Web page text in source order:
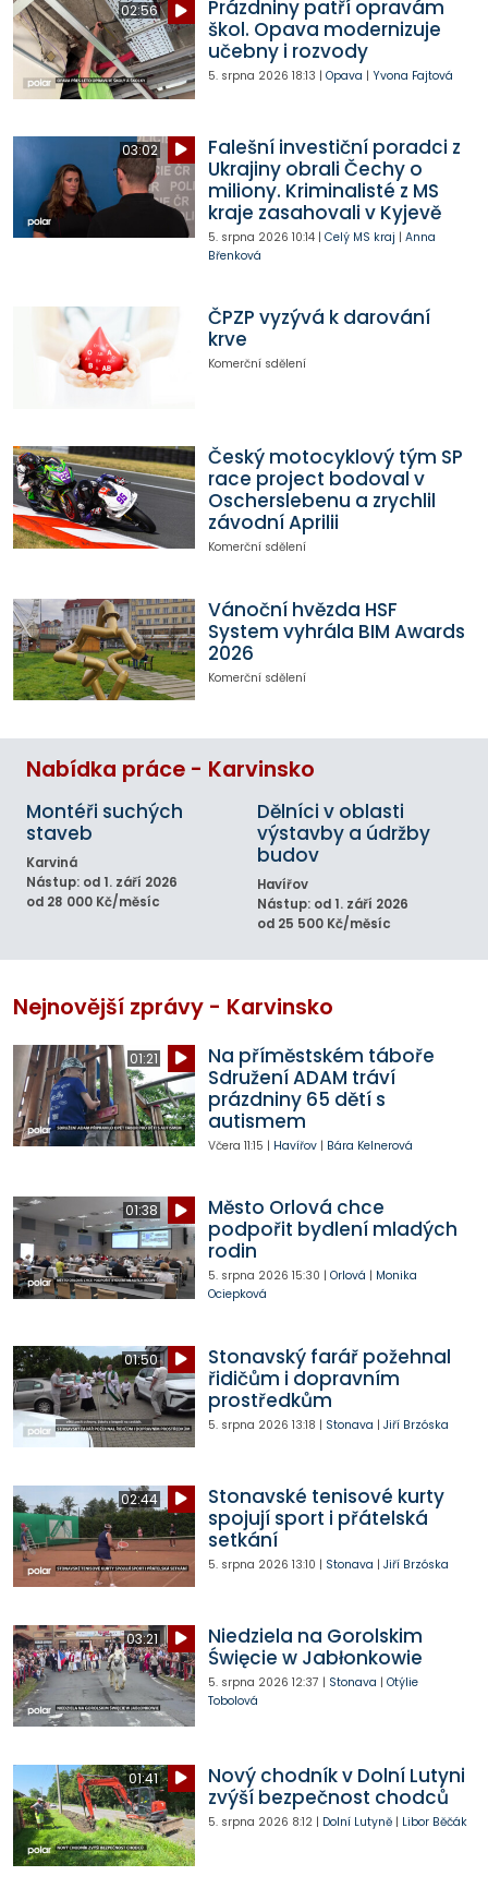
02:56
Prázdniny patří opravám
škol. Opava modernizuje
učebny i rozvody
5. srpna 2026 18:13 | Opava | Yvona Fajtová
03:02
Falešní investiční poradci z
Ukrajiny obrali Čechy o
miliony. Kriminalisté z MS
kraje zasahovali v Kyjevě
5. srpna 2026 10:14| Celý MS kraj | Anna
Břenková
ČPZP vyzývá k darování
krve
Komerční sdělení
Český motocyklový tým SP
race project bodoval v
Oscherslebenu a zrychlil
závodní Aprilii
Komerční sdělení
Vánoční hvězda HSF
System vyhrála BIM Awards
2026
Komerční sdělení
Nabídka práce - Karvinsko
Montéři suchých
staveb
Karviná
Nástup: od 1. září 2026
od 28 000 Kč/měsíc
Dělníci v oblasti
výstavby a údržby
budov
Havířov
Nástup: od 1. září 2026
od 25 500 Kč/měsíc
Nejnovější zprávy - Karvinsko
01:21
Na příměstském táboře
Sdružení ADAM tráví
prázdniny 65 dětí s
autismem
Včera 11:15 | Havířov| Bára Kelnerová
01:38
Město Orlová chce
podpořit bydlení mladých
rodin
5. srpna 2026 15:30 | Orlová | Monika
Ociepková
01:50
Stonavský farář požehnal
řidičům i dopravním
prostředkům
5. srpna 2026 13:18 | Stonava | Jiří Brzóska
02:44
Stonavské tenisové kurty
spojují sport i přátelská
setkání
5. srpna 2026 13:10 | Stonava | Jiří Brzóska
03:21
Niedziela na Gorolskim
Święcie w Jabłonkowie
5. srpna 2026 12:37 | Stonava | Otýlie
Tobolová
01:41
Nový chodník v Dolní Lutyni
zvýší bezpečnost chodců
5. srpna 2026 8:12| Dolní Lutyně| Libor Běčák